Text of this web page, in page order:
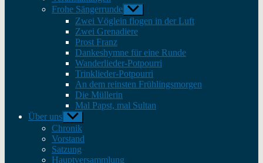
Frohe Sängerrunde Untermenü
anzeigen
Zwei Vöglein flogen in der Luft
Zwei Grenadiere
Prost Franz
Dankeshymne für eine Runde
Wanderlieder-Potpourri
Trinklieder-Potpourri
An dem reinsten Frühlingsmorgen
Die Müllerin
Mal Papst, mal Sultan
Über uns Untermenü
anzeigen
Chronik
Vorstand
Satzung
Hauptversammlung